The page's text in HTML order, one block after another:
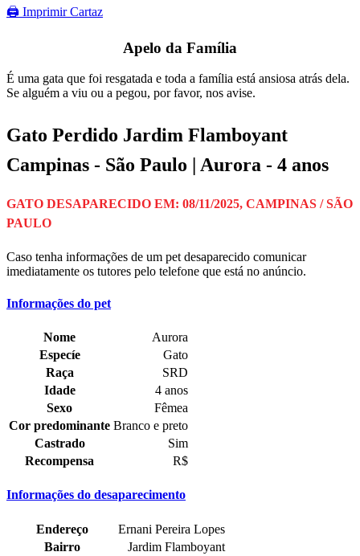
🖨 Imprimir Cartaz
Apelo da Família
É uma gata que foi resgatada e toda a família está ansiosa atrás dela.
Se alguém a viu ou a pegou, por favor, nos avise.
Gato Perdido Jardim Flamboyant
Campinas - São Paulo | Aurora - 4 anos
GATO DESAPARECIDO EM: 08/11/2025, CAMPINAS / SÃO
PAULO
Caso tenha informações de um pet desaparecido comunicar
imediatamente os tutores pelo telefone que está no anúncio.
Informações do pet
Nome
Aurora
Especíe
Gato
Raça
SRD
Idade
4 anos
Sexo
Fêmea
Cor predominante Branco e preto
Castrado
Sim
Recompensa
R$
Informações do desaparecimento
Endereço
Ernani Pereira Lopes
Bairro
Jardim Flamboyant